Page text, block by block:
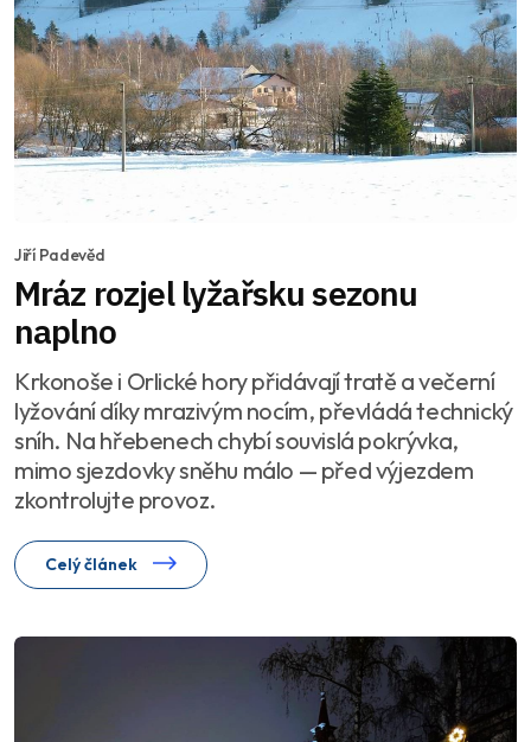
Jiří Padevěd
Mráz rozjel lyžařsku sezonu
naplno
Krkonoše i Orlické hory přidávají tratě a večerní
lyžování díky mrazivým nocím, převládá technický
sníh. Na hřebenech chybí souvislá pokrývka,
mimo sjezdovky sněhu málo — před výjezdem
zkontrolujte provoz.
Celý článek